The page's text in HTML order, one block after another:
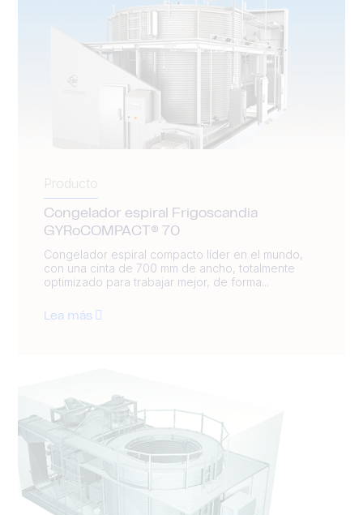
Producto
Congelador espiral Frigoscandia
GYRoCOMPACT® 70
Congelador espiral compacto líder en el mundo,
con una cinta de 700 mm de ancho, totalmente
optimizado para trabajar mejor, de forma...
Lea más